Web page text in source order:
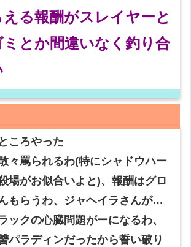
える報酬がスレイヤーと
とか間違いなく釣り合
ころやった
々罵られるわ(特にシャドウハー
場がお似合いよと)、報酬はグロ
もらうわ、ジャヘイラさんが…
ックの心臓問題がーになるわ、
パラディンだったから誓い破り